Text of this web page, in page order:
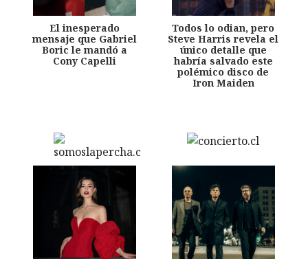
El inesperado
mensaje que Gabriel
Boric le mandó a
Cony Capelli
Todos lo odian, pero
Steve Harris revela el
único detalle que
habría salvado este
polémico disco de
Iron Maiden